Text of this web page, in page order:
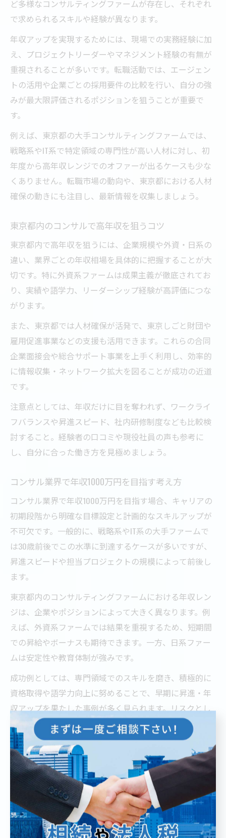
ど多様なコンサルティングファームが存在し、それぞれ
で求められるスキルや経験が異なります。
年収アップを実現するためには、現場での実務経験に加
え、プロジェクトリーダーやマネジメント経験の有無が
重視されることが多いです。転職活動では、エージェン
トの活用や企業ごとの採用要件の比較を行い、自分の強
みが最大限評価されるポジションを狙うことが重要で
す。
例えば、東京都の大手コンサルティングファームでは、
戦略系やIT系で特定領域の専門性が高い人材に対し、初
年度から高年収レンジでのオファーが出るケースも少な
くありません。転職市場の動向や、東京都における人材
確保の動きにも注目し、最新情報を収集しましょう。
東京都内のコンサルで高年収を狙うコツ
東京都内で高年収を狙うには、企業規模や外資・日系の
違い、業界ごとの年収相場を具体的に把握することが大
切です。特に外資系ファームは成果主義が徹底されてお
り、実績や語学力、リーダーシップ経験が高評価につな
がります。
また、東京都では人材確保が活発で、東京しごと財団や
雇用促進事業などの支援も活用できます。これらの合同
企業面接会や総合サポート事業を上手く利用し、効率的
に情報収集・ネットワーク拡大を図ることが成功の近道
です。
注意点としては、年収だけに目を奪われず、ワークライ
フバランスや昇進スピード、社内研修制度なども比較検
討すること。経験者の口コミや現役社員の声も参考に
し、自分に合った働き方を見極めましょう。
コンサル業界で年収1000万円を目指す考え方
コンサル業界で年収1000万円を目指す場合、キャリアの
初期段階から明確な目標設定と計画的なスキルアップが
不可欠です。一般的に、戦略系やIT系の大手ファームで
は30歳前後でこの水準に到達するケースが多いですが、
昇進スピードや担当プロジェクトの規模によって前後し
ます。
東京都内のコンサルティングファームにおける年収レン
ジは、企業やポジションによって大きく異なります。例
えば、外資系ファームでは結果を重視するため、短期間
での昇給やボーナスも期待できます。一方、日系ファー
ムは安定性や教育体制が強みです。
成功例としては、専門領域でのスキルを磨き、積極的に
資格取得や語学力向上に努めることで、早期に昇進・年
収アップを果たした事例が多く見られます。リスクとし
ては、成果が評価されにくい環境や、プロジェクトミス
マッチによるキャリア停滞が挙げられます。
転職活動で失敗しないコンサル求人の選び方
コンサル求人選びで失敗しないためには、自分のキャリ
アプランや希望する働き方を明確にした上で、企業ごと
の特徴や募集要項を丁寧に比較しましょう。東京都内で
は、しごと財団やハローワークを活用した情報収集も有